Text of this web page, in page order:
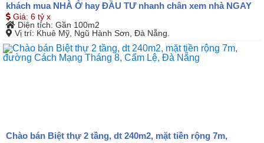
khách mua NHÀ Ở hay ĐẦU TƯ nhanh chân xem nhà NGAY
Giá: 6 tỷ x
Diện tích: Gần 100m2
Vị trí: Khuê Mỹ, Ngũ Hành Sơn, Đà Nẵng.
Chào bán Biệt thự 2 tầng, dt 240m2, mặt tiền rộng 7m,